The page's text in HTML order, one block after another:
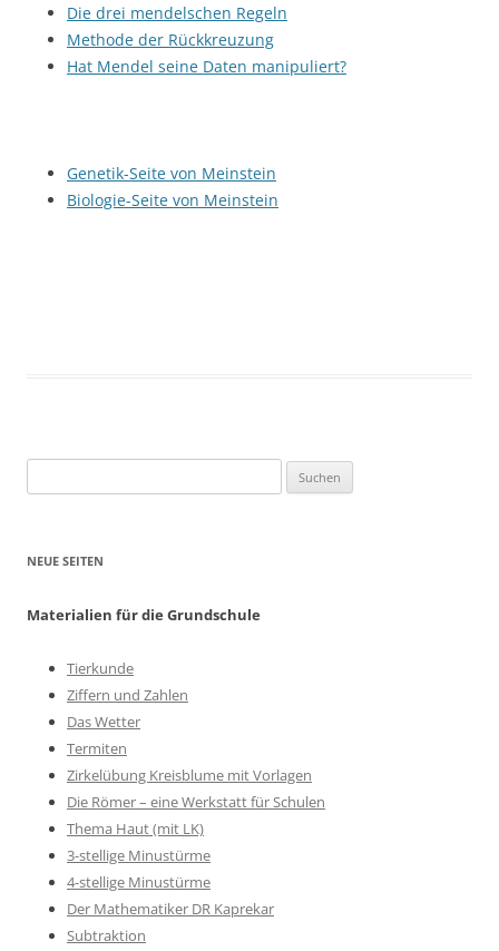
Die drei mendelschen Regeln
Methode der Rückkreuzung
Hat Mendel seine Daten manipuliert?
Genetik-Seite von Meinstein
Biologie-Seite von Meinstein
nach:
NEUE SEITEN
Materialien für die Grundschule
Tierkunde
Ziffern und Zahlen
Das Wetter
Termiten
Zirkelübung Kreisblume mit Vorlagen
Die Römer – eine Werkstatt für Schulen
Thema Haut (mit LK)
3-stellige Minustürme
4-stellige Minustürme
Der Mathematiker DR Kaprekar
Subtraktion